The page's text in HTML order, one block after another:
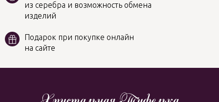
из серебра и возможность обмена
изделий
Подарок при покупке онлайн
на сайте